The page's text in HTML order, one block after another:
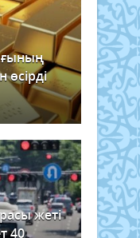
өсірді
жеті
40